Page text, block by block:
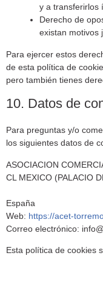
y a transferirlos
Derecho de
existan motivos
Para ejercer estos
de esta política de
pero también tienes
10. Datos de
Para preguntas y/o
los siguientes datos de
ASOCIACION
CL MEXICO (PALACIO
España
Web: https://acet-
Correo electrónico: info@
Esta política de cookies